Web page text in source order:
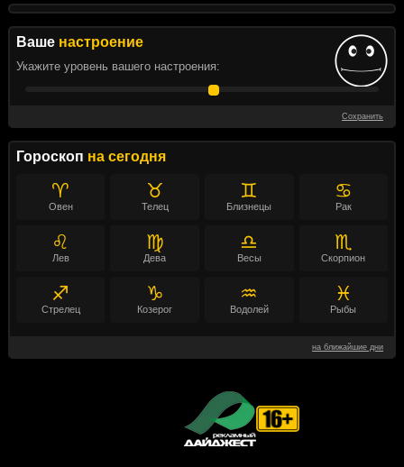
Ваше настроение
Укажите уровень вашего настроения:
Сохранить
Гороскоп на сегодня
♈
Овен
♉
Телец
♊
Близнецы
♋
Рак
♌
Лев
♍
Дева
♎
Весы
♏
Скорпион
♐
Стрелец
♑
Козерог
♒
Водолей
♓
Рыбы
на ближайшие дни